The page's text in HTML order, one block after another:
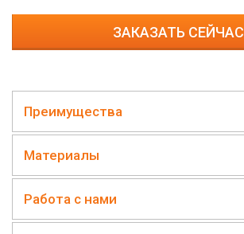
ЗАКАЗАТЬ СЕЙЧАС
Преимущества
Материалы
Работа с нами